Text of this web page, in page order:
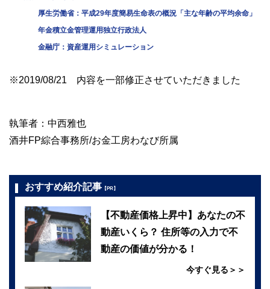
厚生労働省：平成29年度簡易生命表の概況「主な年齢の平均余命」
年金積立金管理運用独立行政法人
金融庁：資産運用シミュレーション
※2019/08/21 内容を一部修正させていただきました
執筆者：中西雅也
酒井FP綜合事務所/お金工房わなび所属
おすすめ紹介記事 【PR】
【不動産価格上昇中】あなたの不
動産いくら？ 住所等の入力で不
動産の価値が分かる！
今すぐ見る＞＞